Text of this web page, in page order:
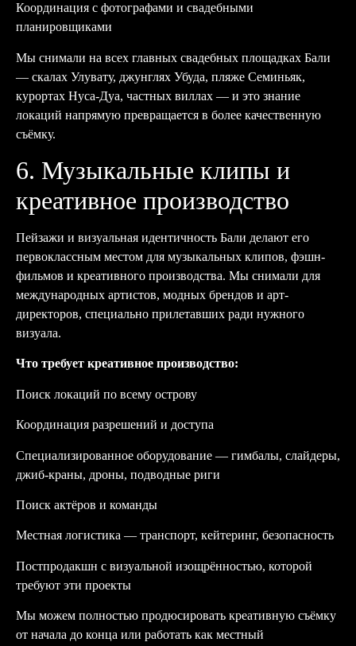
Координация с фотографами и свадебными
планировщиками
Мы снимали на всех главных свадебных площадках Бали
— скалах Улувату, джунглях Убуда, пляже Семиньяк,
курортах Нуса-Дуа, частных виллах — и это знание
локаций напрямую превращается в более качественную
съёмку.
6. Музыкальные клипы и
креативное производство
Пейзажи и визуальная идентичность Бали делают его
первоклассным местом для музыкальных клипов, фэшн-
фильмов и креативного производства. Мы снимали для
международных артистов, модных брендов и арт-
директоров, специально прилетавших ради нужного
визуала.
Что требует креативное производство:
Поиск локаций по всему острову
Координация разрешений и доступа
Специализированное оборудование — гимбалы, слайдеры,
джиб-краны, дроны, подводные риги
Поиск актёров и команды
Местная логистика — транспорт, кейтеринг, безопасность
Постпродакшн с визуальной изощрённостью, которой
требуют эти проекты
Мы можем полностью продюсировать креативную съёмку
от начала до конца или работать как местный